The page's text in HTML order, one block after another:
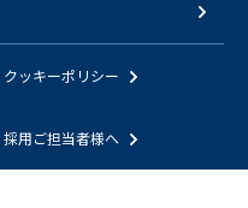
クッキーポリシー
採用ご担当者様へ